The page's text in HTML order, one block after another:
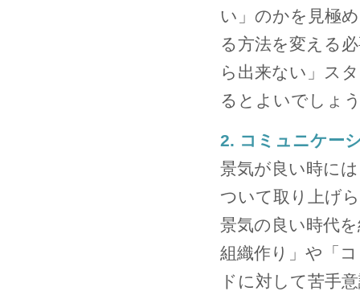
い」のかを見極
る方法を変える
ら出来ない」ス
るとよいでしょ
2. コミュニケー
景気が良い時に
ついて取り上げ
景気の良い時代
組織作り」や「
ドに対して苦手